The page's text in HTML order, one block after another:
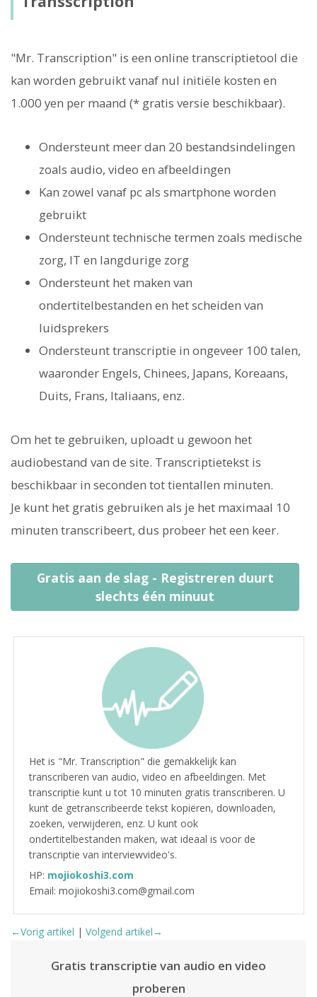
"Mr. Transcription" is een online transcriptietool die
kan worden gebruikt vanaf nul initiële kosten en
1.000 yen per maand (* gratis versie beschikbaar).
Ondersteunt meer dan 20 bestandsindelingen
zoals audio, video en afbeeldingen
Kan zowel vanaf pc als smartphone worden
gebruikt
Ondersteunt technische termen zoals medische
zorg, IT en langdurige zorg
Ondersteunt het maken van
ondertitelbestanden en het scheiden van
luidsprekers
Ondersteunt transcriptie in ongeveer 100 talen,
waaronder Engels, Chinees, Japans, Koreaans,
Duits, Frans, Italiaans, enz.
Om het te gebruiken, uploadt u gewoon het
audiobestand van de site. Transcriptietekst is
beschikbaar in seconden tot tientallen minuten.
Je kunt het gratis gebruiken als je het maximaal 10
minuten transcribeert, dus probeer het een keer.
Gratis aan de slag - Registreren duurt
slechts één minuut
Het is "Mr. Transcription" die gemakkelijk kan
transcriberen van audio, video en afbeeldingen. Met
transcriptie kunt u tot 10 minuten gratis transcriberen. U
kunt de getranscribeerde tekst kopiëren, downloaden,
zoeken, verwijderen, enz. U kunt ook
ondertitelbestanden maken, wat ideaal is voor de
transcriptie van interviewvideo's.
HP: mojiokoshi3.com
Email: mojiokoshi3.com@gmail.com
←Vorig artikel | Volgend artikel→
Gratis transcriptie van audio en video
proberen